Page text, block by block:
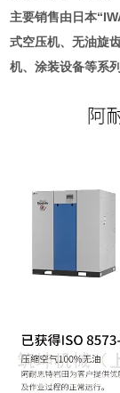
主要销售由日本
式空压机、无油旋
机、涂装设备等系列